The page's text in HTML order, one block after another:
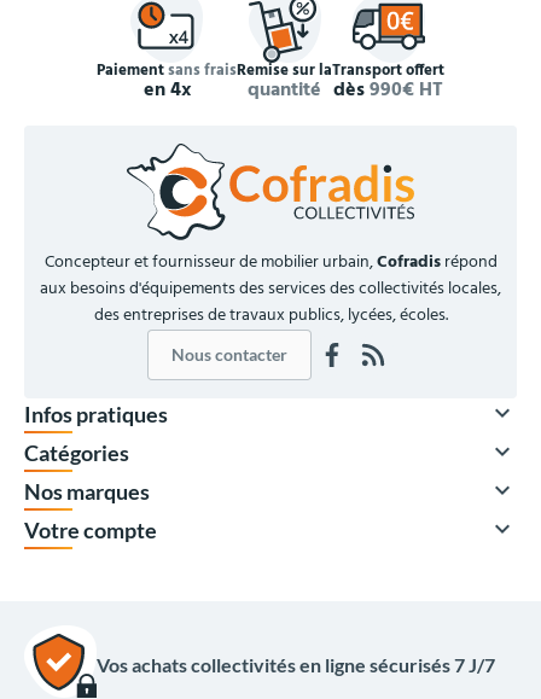
Paiementsans frais
en 4x
Remise sur la
quantité
Transport offert
dès990€ HT
Concepteur et fournisseur de mobilier urbain,Cofradisrépond
aux besoins d'équipements des services des collectivités locales,
des entreprises de travaux publics, lycées, écoles.
Nous contacter
Infos pratiques 
Catégories 
Nos marques 
Votre compte 
Vos achats collectivités en ligne sécurisés 7 J/7